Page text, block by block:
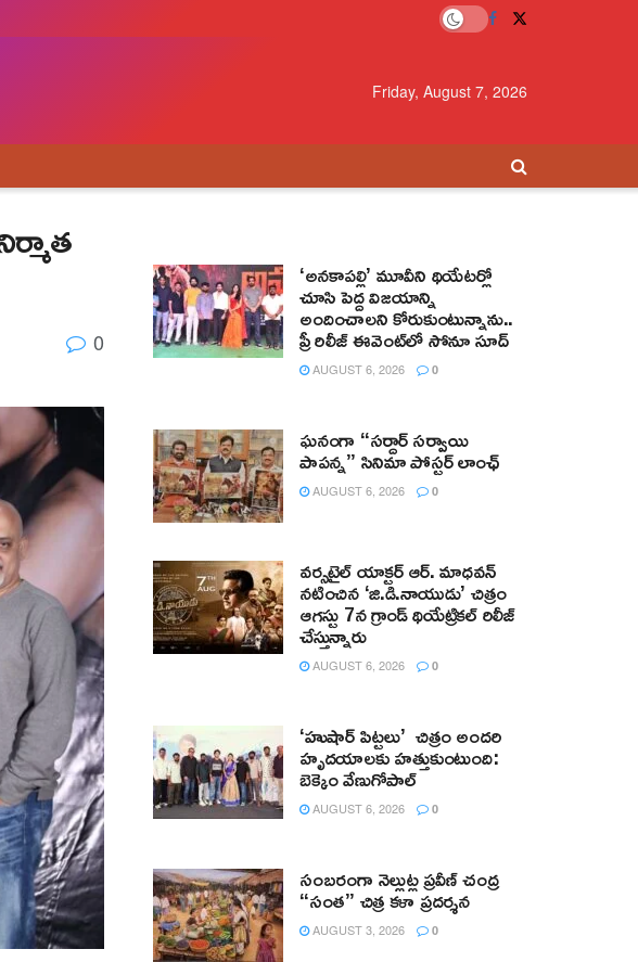
Friday, August 7, 2026
0
‘అనకాపల్లి’ మూవీని థియేటర్లో
చూసి పెద్ద విజయాన్ని
అందించాలని కోరుకుంటున్నాను..
ప్రీ రిలీజ్ ఈవెంట్‌లో సోనూ సూద్
AUGUST 6, 2026 0
ఘనంగా “సర్దార్ సర్వాయి
పాపన్న” సినిమా పోస్టర్ లాంఛ్
AUGUST 6, 2026 0
వర్సటైల్ యాక్టర్ ఆర్‌. మాధవన్‌
నటించిన ‘జి.డి.నాయుడు’ చిత్రం
ఆగస్టు 7న గ్రాండ్ థియేట్రికల్ రిలీజ్
చేస్తున్నారు
AUGUST 6, 2026 0
‘హుషార్‌ పిట్టలు’ చిత్రం అందరి
హృదయాలకు హత్తుకుంటుంది:
బెక్కెం వేణుగోపాల్‌
AUGUST 6, 2026 0
సంబరంగా నెల్లుట్ల ప్రవీణ్ చంద్ర
“సంత” చిత్ర కళా ప్రదర్శన
AUGUST 3, 2026 0